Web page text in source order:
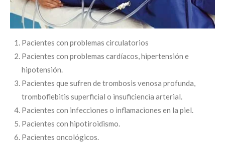
Pacientes con problemas circulatorios
Pacientes con problemas cardíacos, hipertensión e
hipotensión.
Pacientes que sufren de trombosis venosa profunda,
tromboflebitis superficial o insuficiencia arterial.
Pacientes con infecciones o inflamaciones en la piel.
Pacientes con hipotiroidismo.
Pacientes oncológicos.